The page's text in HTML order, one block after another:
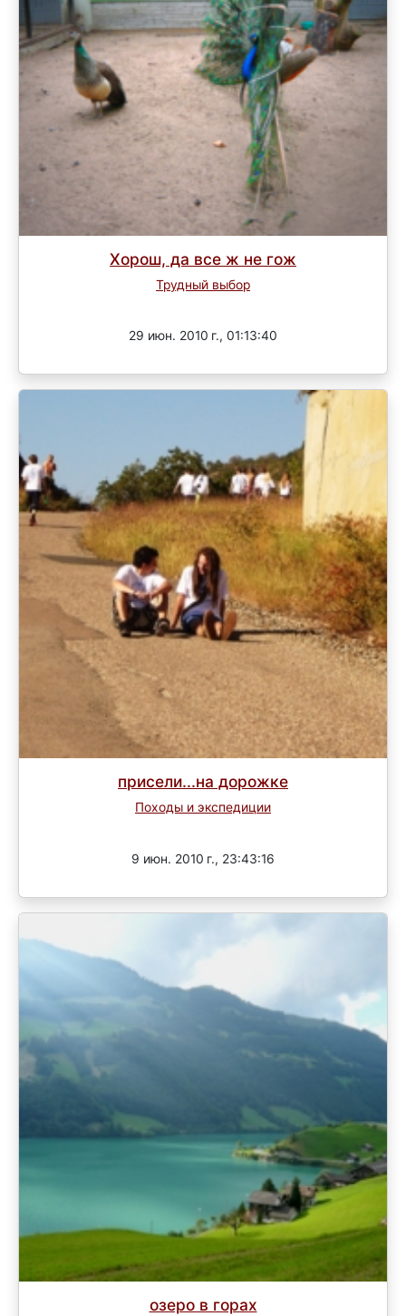
Хорош, да все ж не гож
Трудный выбор
29 июн. 2010 г., 01:13:40
присели...на дорожке
Походы и экспедиции
9 июн. 2010 г., 23:43:16
озеро в горах